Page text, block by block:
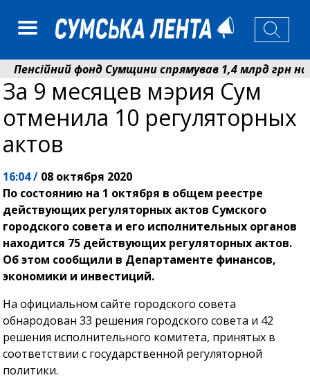
фонд Сумщини спрямував 1,4 млрд грн на
домовляється із Червоним Хрестом про нові
За 9 месяцев мэрия Сум
отменила 10 регуляторных
актов
16:04 / 08 октября 2020
По состоянию на 1 октября в общем реестре
действующих регуляторных актов Сумского
городского совета и его исполнительных органов
находится 75 действующих регуляторных актов.
Об этом сообщили в Департаменте финансов,
экономики и инвестиций.
На официальном сайте городского совета
обнародован 33 решения городского совета и 42
решения исполнительного комитета, принятых в
соответствии с государственной регуляторной
политики.